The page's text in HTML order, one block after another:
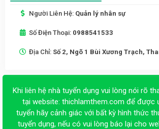
Người Liên Hệ: Quản lý nhân sự
Số Điện Thoại: 0988541533
Địa Chỉ: Số 2, Ngõ 1 Bùi Xương Trạch,
Khi liên hệ nhà tuyển dụng vui lòng nói rõ
tại website: thichlamthem.com để được
tuyển hãy cảnh giác với bất kỳ hình thức
tuyển dụng, nếu có vui lòng báo lại cho